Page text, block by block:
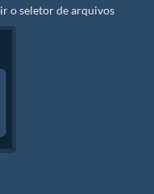
o seletor de arquivos